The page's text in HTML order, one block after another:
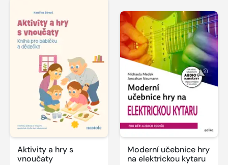
Aktivity a hry s
vnoučaty
Moderní učebnice hry
na elektrickou kytaru